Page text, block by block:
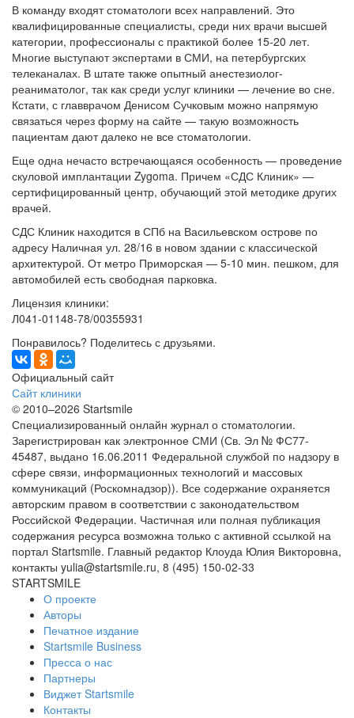
В команду входят стоматологи всех направлений. Это
квалифицированные специалисты, среди них врачи высшей
категории, профессионалы с практикой более 15-20 лет.
Многие выступают экспертами в СМИ, на петербургских
телеканалах. В штате также опытный анестезиолог-
реаниматолог, так как среди услуг клиники — лечение во сне.
Кстати, с главврачом Денисом Сучковым можно напрямую
связаться через форму на сайте — такую возможность
пациентам дают далеко не все стоматологии.
Еще одна нечасто встречающаяся особенность — проведение
скуловой имплантации Zygoma. Причем «СДС Клиник» —
сертифицированный центр, обучающий этой методике других
врачей.
СДС Клиник находится в СПб на Васильевском острове по
адресу Наличная ул. 28/16 в новом здании с классической
архитектурой. От метро Приморская — 5-10 мин. пешком, для
автомобилей есть свободная парковка.
Лицензия клиники:
Л041-01148-78/00355931
Понравилось? Поделитесь с друзьями.
Официальный сайт
Сайт клиники
© 2010–2026 Startsmile
Специализированный онлайн журнал о стоматологии.
Зарегистрирован как электронное СМИ (Св. Эл № ФС77-
45487, выдано 16.06.2011 Федеральной службой по надзору в
сфере связи, информационных технологий и массовых
коммуникаций (Роскомнадзор)). Все содержание охраняется
авторским правом в соответствии с законодательством
Российской Федерации. Частичная или полная публикация
содержания ресурса возможна только с активной ссылкой на
портал Startsmile. Главный редактор Клоуда Юлия Викторовна,
контакты yulia@startsmile.ru, 8 (495) 150-02-33
STARTSMILE
О проекте
Авторы
Печатное издание
Startsmile Business
Пресса о нас
Партнеры
Виджет Startsmile
Контакты